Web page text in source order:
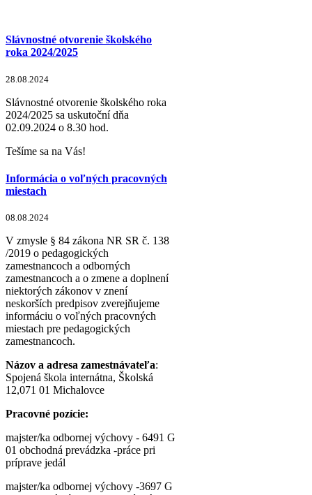
Slávnostné otvorenie školského
roka 2024/2025
28.08.2024
Slávnostné otvorenie školského roka
2024/2025 sa uskutoční dňa
02.09.2024 o 8.30 hod.
Tešíme sa na Vás!
Informácia o voľných pracovných
miestach
08.08.2024
V zmysle § 84 zákona NR SR č. 138
/2019 o pedagogických
zamestnancoch a odborných
zamestnancoch a o zmene a doplnení
niektorých zákonov v znení
neskorších predpisov zverejňujeme
informáciu o voľných pracovných
miestach pre pedagogických
zamestnancoch.
Názov a adresa zamestnávateľa:
Spojená škola internátna, Školská
12,071 01 Michalovce
Pracovné pozície:
majster/ka odbornej výchovy - 6491 G
01 obchodná prevádzka -práce pri
príprave jedál
majster/ka odbornej výchovy -3697 G